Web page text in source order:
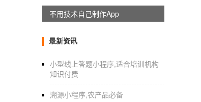
不用技术自己制作App
最新资讯
小型线上答题小程序,适合培训机构
知识付费
溯源小程序,农产品必备